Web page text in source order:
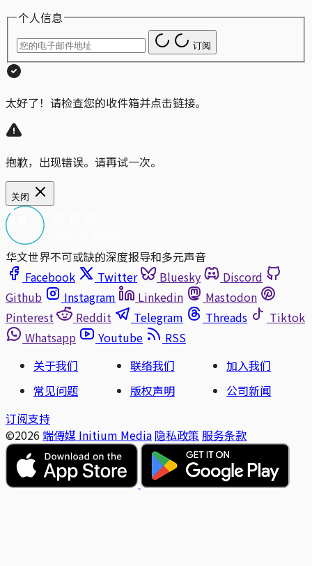
个人信息
订阅
太好了！请检查您的收件箱并点击链接。
抱歉，出现错误。请再试一次。
关闭
华文世界不可或缺的深度报导和多元声音
Facebook
Twitter Bluesky
Discord
Github
Instagram Linkedin
Mastodon
Pinterest
Reddit Telegram Threads
Tiktok
Whatsapp
Youtube
RSS
关于我们
联络我们
加入我们
常见问题
版权声明
公司新闻
订阅支持
©2026 端傳媒 Initium Media 隐私政策 服务条款